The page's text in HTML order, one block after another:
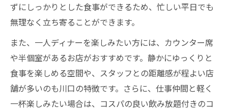
ずにしっかりとした食事ができるため、忙しい平日でも
無理なく立ち寄ることができます。
また、一人ディナーを楽しみたい方には、カウンター席
や半個室があるお店がおすすめです。静かにゆっくりと
食事を楽しめる空間や、スタッフとの距離感が程よい店
舗が多いのも川口の特徴です。さらに、仕事仲間と軽く
一杯楽しみたい場合は、コスパの良い飲み放題付きのコ